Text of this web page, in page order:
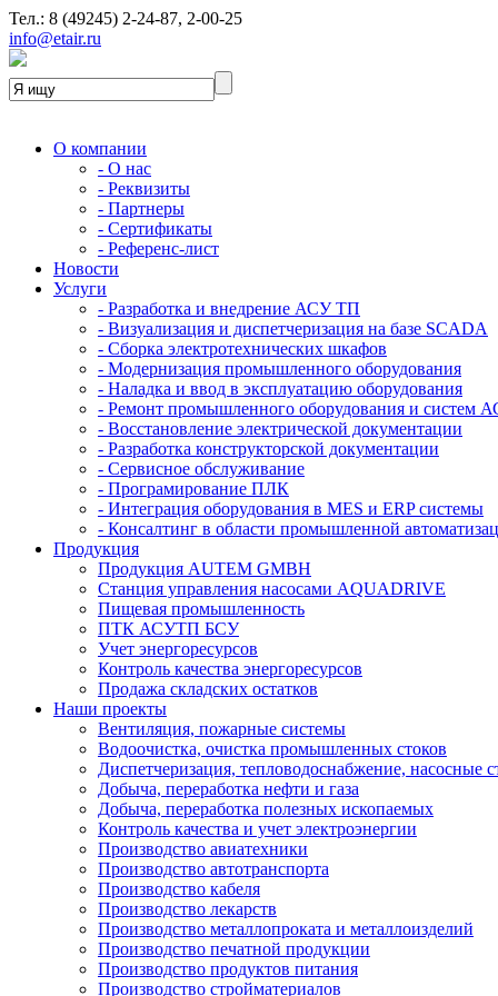
Тел.: 8 (49245) 2-24-87, 2-00-25
info@etair.ru
О компании
- О нас
- Реквизиты
- Партнеры
- Сертификаты
- Референс-лист
Новости
Услуги
- Разработка и внедрение АСУ ТП
- Визуализация и диспетчеризация на базе SCADA
- Сборка электротехнических шкафов
- Модернизация промышленного оборудования
- Наладка и ввод в эксплуатацию оборудования
- Ремонт промышленного оборудования и систем
- Восстановление электрической документации
- Разработка конструкторской документации
- Сервисное обслуживание
- Програмирование ПЛК
- Интеграция оборудования в MES и ERP системы
- Консалтинг в области промышленной
Продукция
Продукция AUTEM GMBH
Cтанция управления насосами AQUADRIVE
Пищевая промышленность
ПТК АСУТП БСУ
Учет энергоресурсов
Контроль качества энергоресурсов
Продажа складских остатков
Наши проекты
Вентиляция, пожарные системы
Водоочистка, очистка промышленных стоков
Диспетчеризация, тепловодоснабжение, насосные
Добыча, переработка нефти и газа
Добыча, переработка полезных ископаемых
Контроль качества и учет электроэнергии
Производство авиатехники
Производство автотранспорта
Производство кабеля
Производство лекарств
Производство металлопроката и металлоизделий
Производство печатной продукции
Производство продуктов питания
Производство стройматериалов